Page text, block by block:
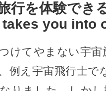
行を体験でき
you into
けてやまない宇宙
例え宇宙飛行士で